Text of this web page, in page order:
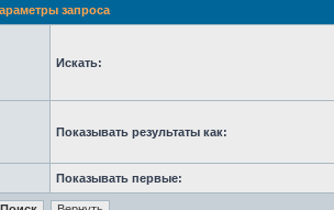
запроса
Искать:
Показывать результаты как:
Показывать первые: